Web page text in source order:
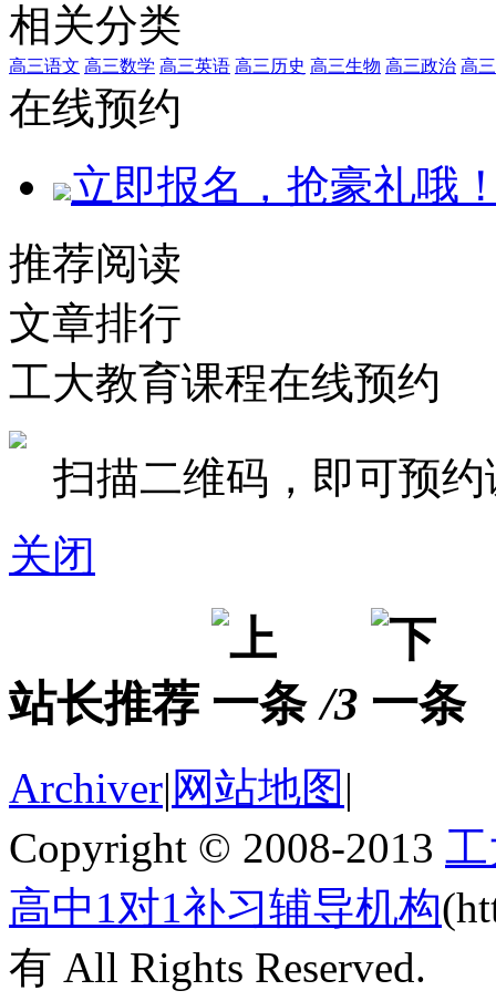
相关分类
高三语文 高三数学 高三英语 高三历史 高三生物 高三政治 高
在线预约
立即报名，抢豪礼哦
推荐阅读
文章排行
工大教育课程在线预约
扫描二维码，即可预
关闭
站长推荐 /3
Archiver| 网站地图 |
Copyright © 2008-2013
高中1对1补习辅导机构
有 All Rights Reserved.